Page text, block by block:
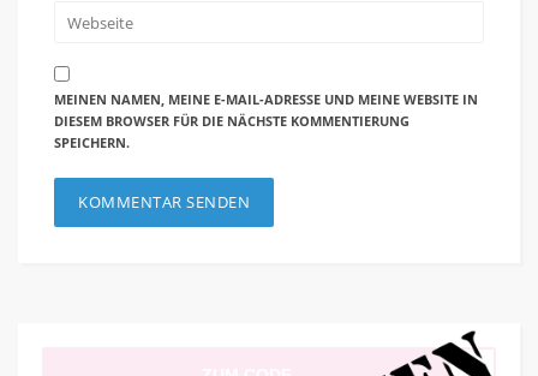
MEINEN NAMEN, MEINE E-MAIL-ADRESSE UND MEINE WEBSITE IN
DIESEM BROWSER FÜR DIE NÄCHSTE KOMMENTIERUNG
SPEICHERN.